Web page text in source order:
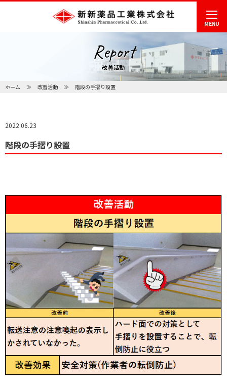
MENU
Report
改善活動
ホーム 改善活動 階段の手摺り設置
2022.06.23
階段の手摺り設置